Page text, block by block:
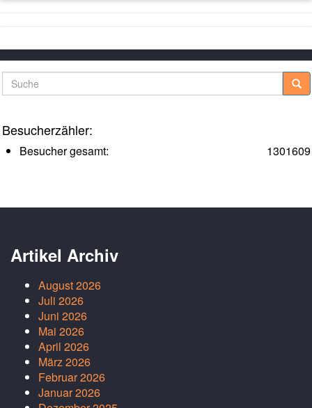
Suche
Besucherzähler:
1301609
Besucher gesamt:
Artikel Archiv
August 2026
Juli 2026
Juni 2026
Mai 2026
April 2026
März 2026
Februar 2026
Januar 2026